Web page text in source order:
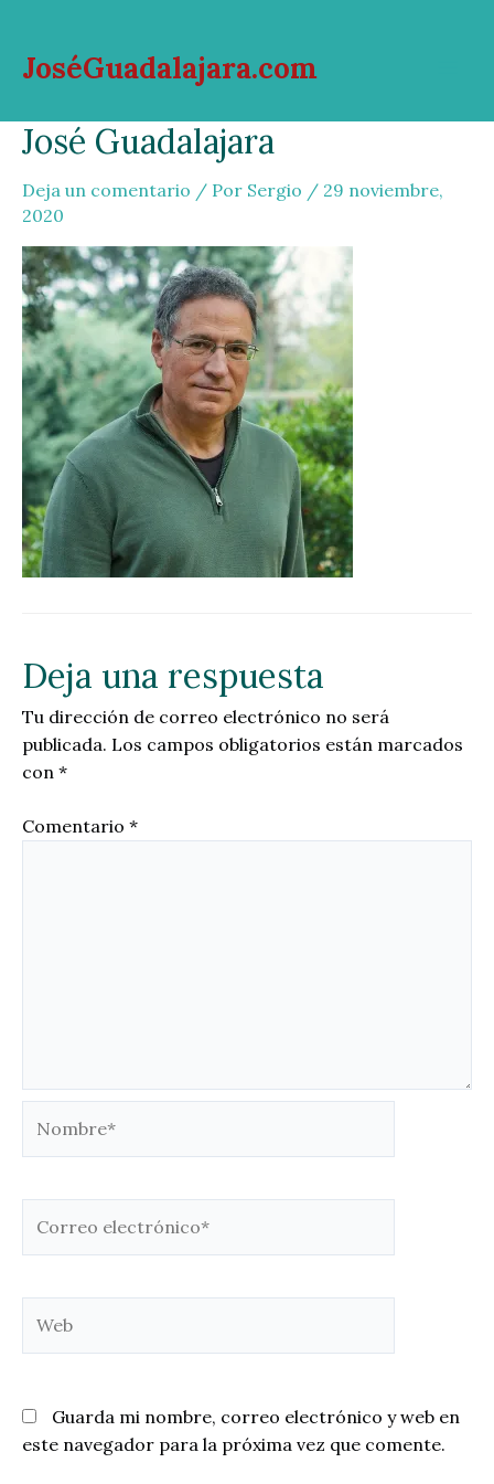
contenido
JoséGuadalajara.com
José Guadalajara
Deja un comentario / Por Sergio / 29 noviembre,
2020
Deja una respuesta
Tu dirección de correo electrónico no será
publicada. Los campos obligatorios están marcados
con *
Comentario *
electrónico*
Guarda mi nombre, correo electrónico y web en
este navegador para la próxima vez que comente.